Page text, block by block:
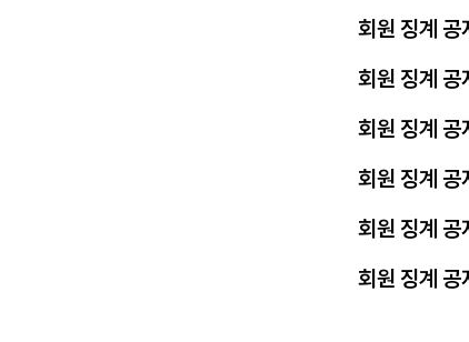
회원 징계 공
회원 징계 공
회원 징계 공
회원 징계 공
회원 징계 공
회원 징계 공